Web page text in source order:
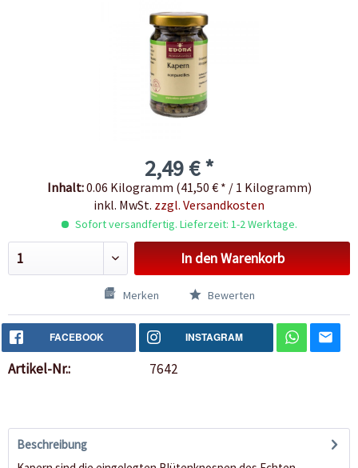
2,49 € *
Inhalt:0.06 Kilogramm (41,50 € * / 1 Kilogramm)
inkl. MwSt. zzgl. Versandkosten
Sofort versandfertig. Lieferzeit: 1-2 Werktage.
In denWarenkorb
Merken Bewerten
FACEBOOK INSTAGRAM
Artikel-Nr.: 7642
Beschreibung